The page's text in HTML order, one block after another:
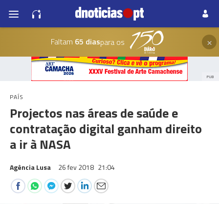
Faltam 65 diaspara os ×
PUB
PAÍS
Projectos nas áreas de saúde e
contratação digital ganham direito
a ir à NASA
Agência Lusa 26 fev 2018 21:04